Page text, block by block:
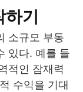
하기
소규모 부동
있다. 예를 들
적인 잠재력
수익을 기대